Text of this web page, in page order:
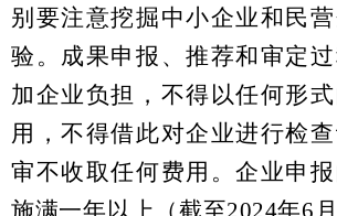
别要注意挖掘中小企业和民
验。成果申报、推荐和审定
加企业负担，不得以任何形
用，不得借此对企业进行检
审不收取任何费用。企业申
施满一年以上（截至2024年6